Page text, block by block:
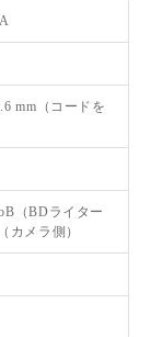
mm（コードを
（BDライター
カメラ側）